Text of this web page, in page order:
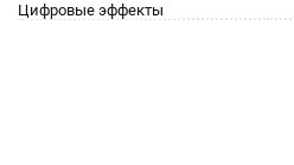
Цифровые эффекты